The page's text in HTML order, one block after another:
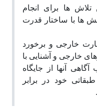
تلاش ها برای انجام
ها با ساختار قدرت
خارجی و برخورد
خارجی و آشنایی با
آنها از جایگاه
خود در برابر